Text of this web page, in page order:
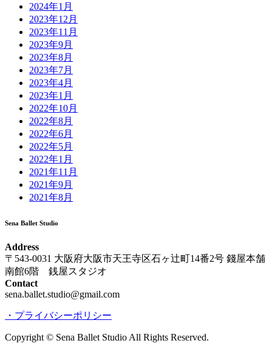
2024年1月
2023年12月
2023年11月
2023年9月
2023年8月
2023年7月
2023年4月
2023年1月
2022年10月
2022年8月
2022年6月
2022年5月
2022年1月
2021年11月
2021年9月
2021年8月
Sena Ballet Studio
Address
〒543-0031 大阪府大阪市天王寺区石ヶ辻町14番2号 錢屋本舗
南館6階 銭屋スタジオ
Contact
sena.ballet.studio@gmail.com
・プライバシーポリシー
Copyright © Sena Ballet Studio All Rights Reserved.